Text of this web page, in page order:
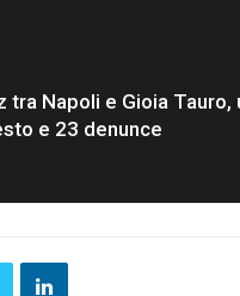
tra Napoli e Gioia Tauro,
e 23 denunce